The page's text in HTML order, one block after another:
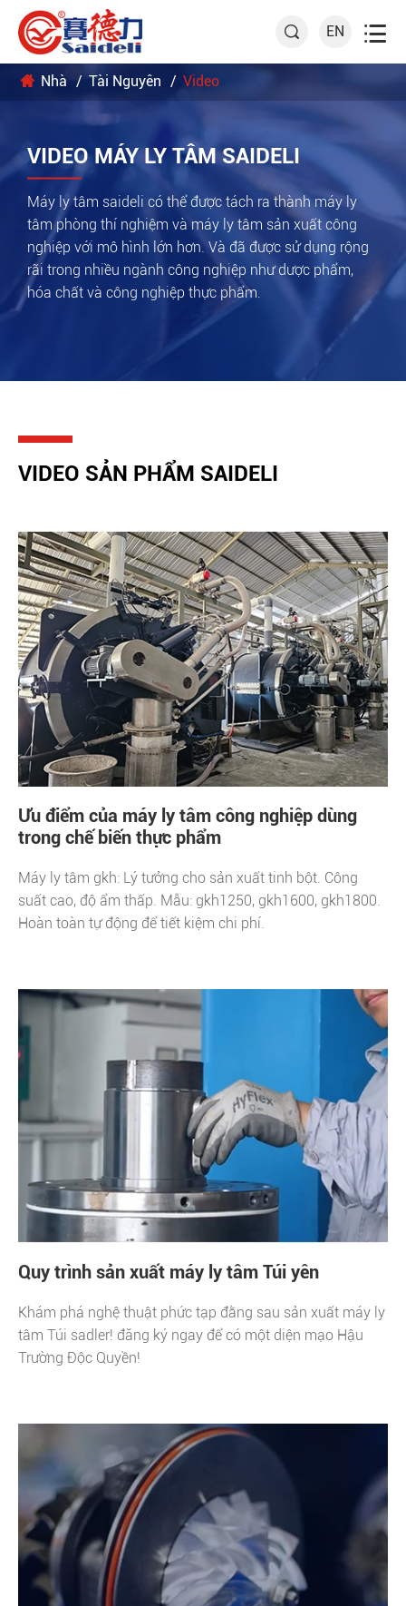
 EN 
Nhà Tài Nguyên Video
VIDEO MÁY LY TÂM SAIDELI
Máy ly tâm saideli có thể được tách ra thành máy ly
tâm phòng thí nghiệm và máy ly tâm sản xuất công
nghiệp với mô hình lớn hơn. Và đã được sử dụng rộng
rãi trong nhiều ngành công nghiệp như dược phẩm,
hóa chất và công nghiệp thực phẩm.
VIDEO SẢN PHẨM SAIDELI
Ưu điểm của máy ly tâm công nghiệp dùng
trong chế biến thực phẩm
Máy ly tâm gkh: Lý tưởng cho sản xuất tinh bột. Công
suất cao, độ ẩm thấp. Mẫu: gkh1250, gkh1600, gkh1800.
Hoàn toàn tự động để tiết kiệm chi phí.
Quy trình sản xuất máy ly tâm Túi yên
Khám phá nghệ thuật phức tạp đằng sau sản xuất máy ly
tâm Túi sadler! đăng ký ngay để có một diện mạo Hậu
Trường Độc Quyền!